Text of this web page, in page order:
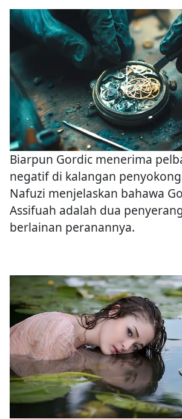
Biarpun Gordic menerima
negatif di kalangan
Nafuzi menjelaskan bahawa
Assifuah adalah dua
berlainan peranannya.